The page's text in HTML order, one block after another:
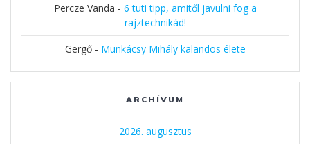
Percze Vanda - 6 tuti tipp, amitől javulni fog a
rajztechnikád!
Gergő- Munkácsy Mihály kalandos élete
ARCHÍVUM
2026. augusztus